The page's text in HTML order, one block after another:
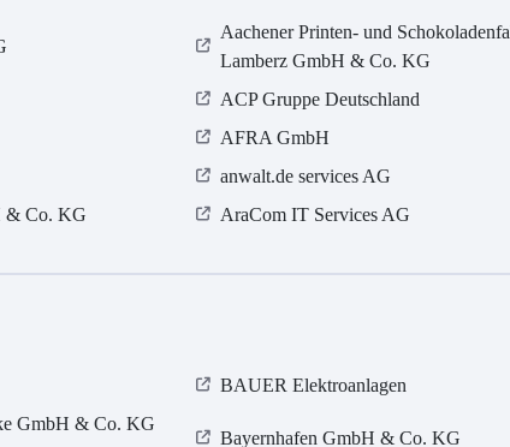
Aachener Printen- und
Lamberz GmbH & Co. KG
ACP Gruppe Deutschland
AFRA GmbH
anwalt.de services AG
& Co. KG
AraCom IT Services AG
BAUER Elektroanlagen
GmbH & Co. KG
Bayernhafen GmbH & Co. KG